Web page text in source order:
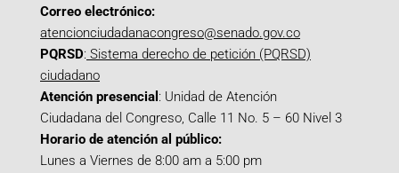
Correo electrónico:
atencionciudadanacongreso@senado.gov.co
PQRSD: Sistema derecho de petición (PQRSD)
ciudadano
Atención presencial : Unidad de Atención
Ciudadana del Congreso, Calle 11 No. 5 – 60 Nivel 3
Horario de atención al público:
Lunes a Viernes de 8:00 am a 5:00 pm